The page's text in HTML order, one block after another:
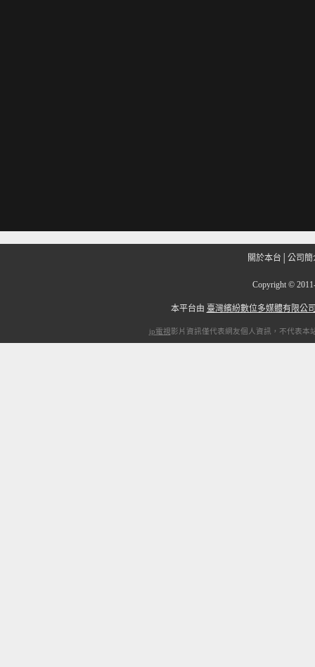
關於本台 公司簡
Copyright ©
本平台由 臺灣繽紛數位多媒體有限公
ip電視影片資訊僅代表網友個人資訊，不代表本